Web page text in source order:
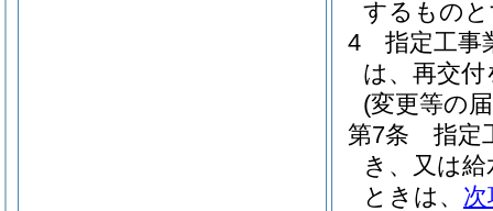
するもの
4
指定工事
は、再交
(変更等の
第7条
指定
き、又は
ときは、